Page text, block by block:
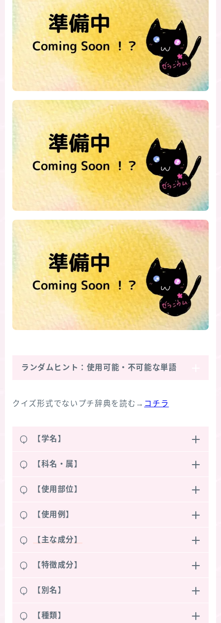
ランダムヒント：使用可能・不可能な単語
クイズ形式でないプチ辞典を読む→ コチラ
Q 【学名】
Q 【科名・属】
Q 【使用部位】
Q 【使用例】
Q 【主な成分】
Q 【特徴成分】
Q 【別名】
Q 【種類】